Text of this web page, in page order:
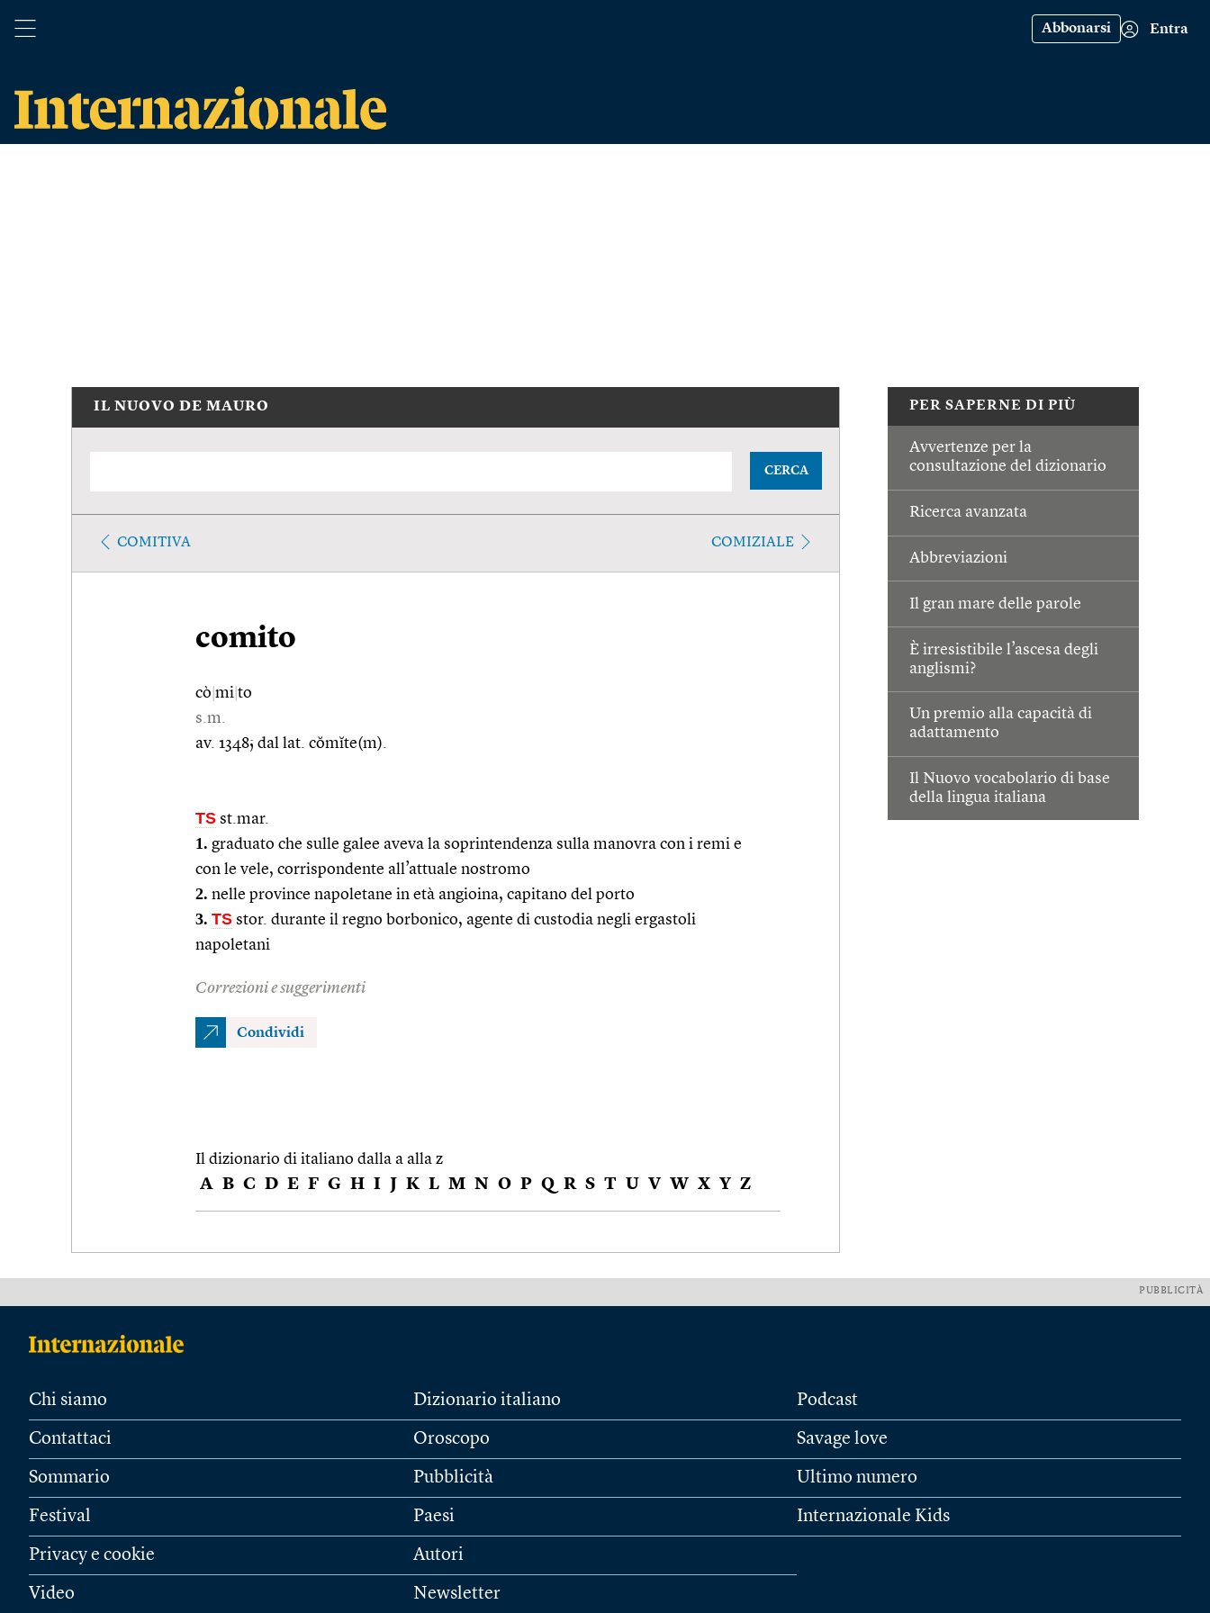
Abbonarsi Entra
PER SAPERNE DI PIÙ
Avvertenze per la
consultazione del dizionario
Ricerca avanzata
Abbreviazioni
Il gran mare delle parole
È irresistibile l’ascesa degli
anglismi?
Un premio alla capacità di
adattamento
Il Nuovo vocabolario di base
della lingua italiana
IL NUOVO DE MAURO
CERCA
COMITIVA COMIZIALE
comito
cò mi to
s.m.
av. 1348; dal lat. cŏmĭte(m).
TS st.mar.
1. graduato che sulle galee aveva la soprintendenza sulla manovra con i remi e
con le vele, corrispondente all’attuale nostromo
2. nelle province napoletane in età angioina, capitano del porto
3. TS stor. durante il regno borbonico, agente di custodia negli ergastoli
napoletani
Correzioni e suggerimenti
Condividi
Il dizionario di italiano dalla a alla z
A B C D E F G H I J K L M N O P Q R S T U V W X Y Z
PUBBLICITÀ
Chi siamo
Contattaci
Sommario
Festival
Privacy e cookie
Video
Dizionario italiano
Oroscopo
Pubblicità
Paesi
Autori
Newsletter
Podcast
Savage love
Ultimo numero
Internazionale Kids